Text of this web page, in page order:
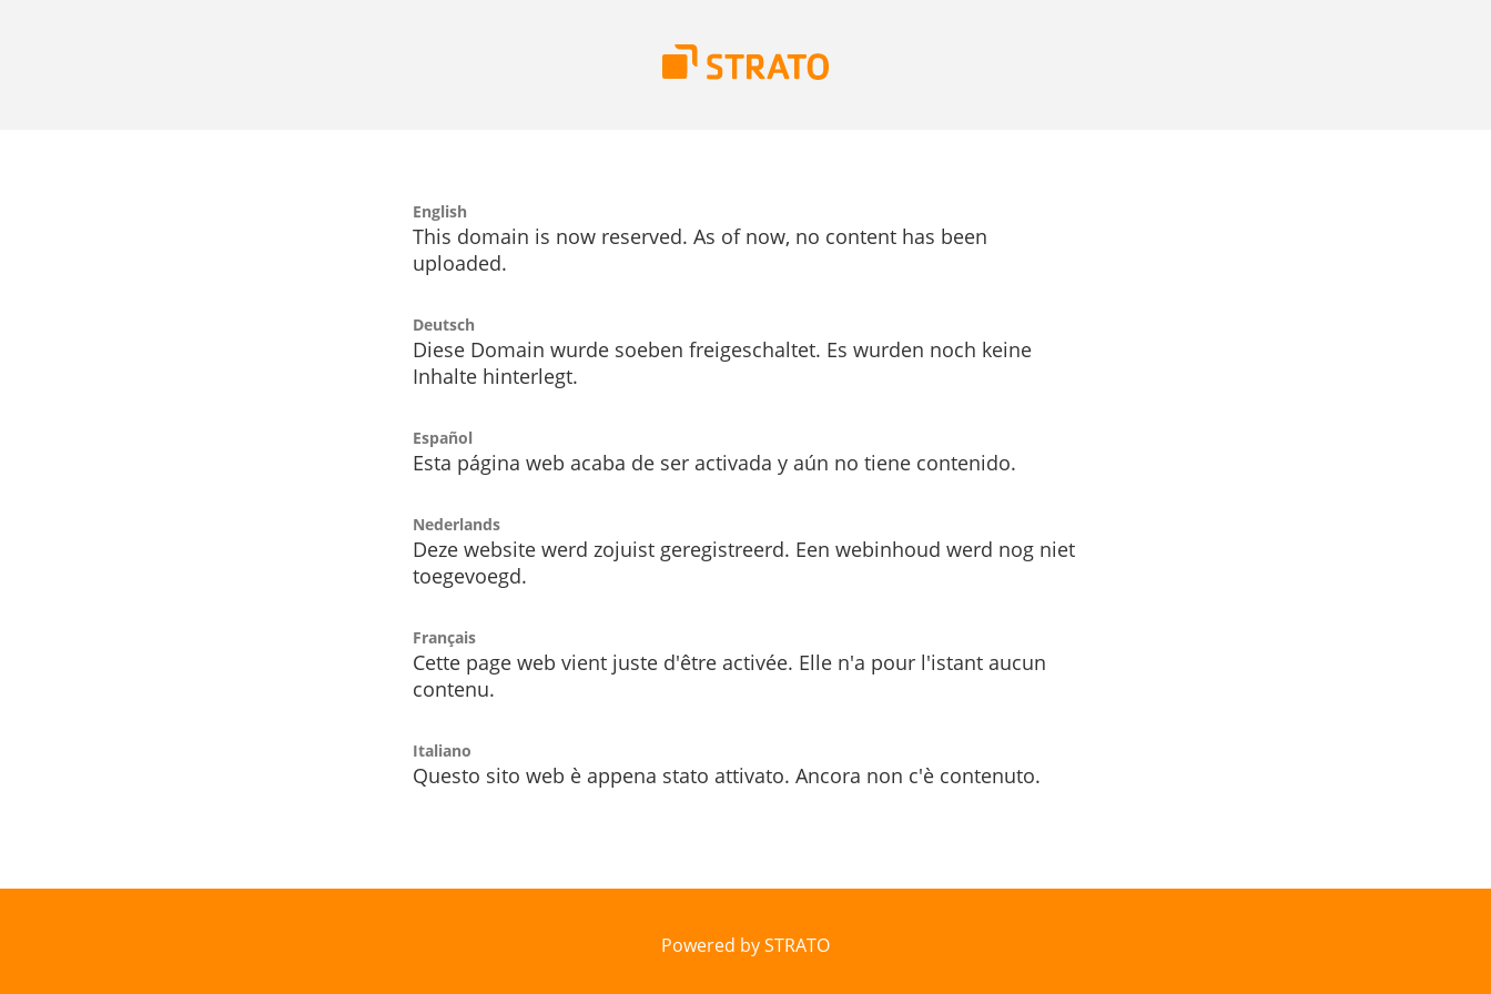
English
This domain is now reserved. As of now, no content has been
uploaded.
Deutsch
Diese Domain wurde soeben freigeschaltet. Es wurden noch keine
Inhalte hinterlegt.
Español
Esta página web acaba de ser activada y aún no tiene contenido.
Nederlands
Deze website werd zojuist geregistreerd. Een webinhoud werd nog niet
toegevoegd.
Français
Cette page web vient juste d'être activée. Elle n'a pour l'istant aucun
contenu.
Italiano
Questo sito web è appena stato attivato. Ancora non c'è contenuto.
Powered by STRATO